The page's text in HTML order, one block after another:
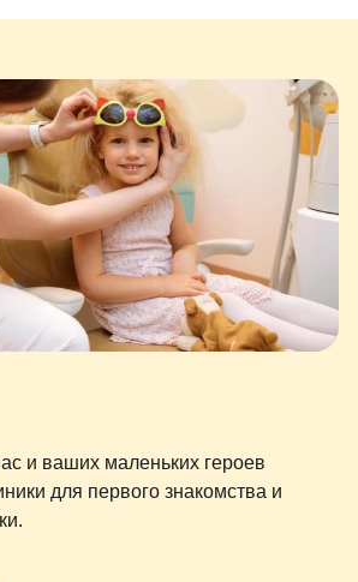
и ваших маленьких героев
для первого знакомства и